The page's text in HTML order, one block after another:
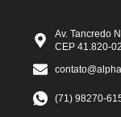
Av. Tancredo
CEP 41.820-
(71) 98270-